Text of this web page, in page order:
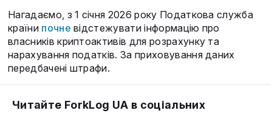
Нагадаємо, з 1 січня 2026 року Податкова служба
країни почне відстежувати інформацію про
власників криптоактивів для розрахунку та
нарахування податків. За приховування даних
передбачені штрафи.
Читайте ForkLog UA в соціальних